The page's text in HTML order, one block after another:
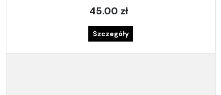
45.00 zł
Szczegóły